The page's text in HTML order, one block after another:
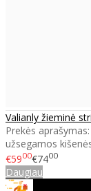
Valianly žieminė
Prekės
užsegamos
€5900€7400
Daugiau